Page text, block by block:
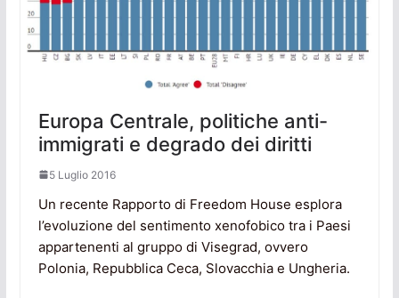
Europa Centrale, politiche anti-
immigrati e degrado dei diritti
5 Luglio 2016
Un recente Rapporto di Freedom House esplora
l’evoluzione del sentimento xenofobico tra i Paesi
appartenenti al gruppo di Visegrad, ovvero
Polonia, Repubblica Ceca, Slovacchia e Ungheria.